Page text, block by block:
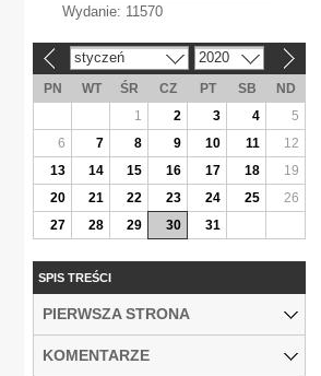
Wydanie: 11570
styczeń 2020
PN WT ŚR CZ PT SB
ND
1
2 3 4
5
6
7 8 9 10 11
12
13
14 15 16 17 18
19
20
21 22 23 24 25
26
27
28 29 30 31
SPIS TREŚCI
PIERWSZA STRONA
KOMENTARZE